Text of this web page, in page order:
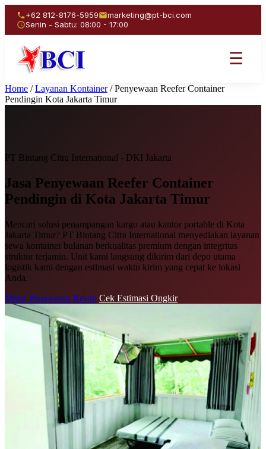
+62 812-8176-5959
marketing@pt-bci.com
Senin - Sabtu: 08:00 - 17:00
☰
Home / Layanan Kontainer / Penyewaan Reefer Container
Pendingin Kota Jakarta Timur
PT Bintang Citra International - DKI Jakarta
Jasa Penyewaan Reefer Container
Pendingin di Kota Jakarta Timur
Mencari solusi penampangan kargo atau kantor portable di Kota
Jakarta Timur? PT Bintang Citra International menyediakan layanan
sewa kontainer bulanan berkualitas premium dengan integritas
struktur terjamin. Unit kami langsung dikirim dari depo utama
logistik kami dengan estimasi waktu kirim yang cepat ke lokasi
Anda.
Minta Penawaran Resmi Cek Estimasi Ongkir